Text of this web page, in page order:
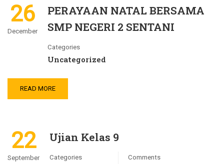
26
December
PERAYAAN NATAL BERSAMA
SMP NEGERI 2 SENTANI
Categories
Uncategorized
READ MORE
22
September
Ujian Kelas 9
Categories Comments